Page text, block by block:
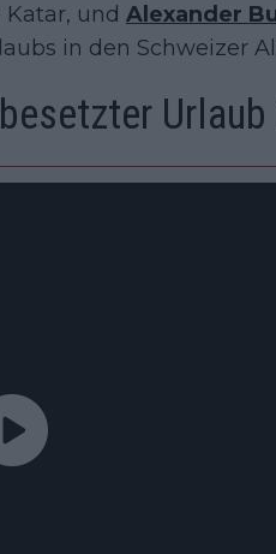
und Alexander
in den Schweizer